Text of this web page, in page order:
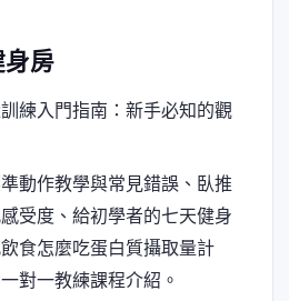
房
練入門指南：新手必知的觀
動作教學與常見錯誤、臥推
受度、給初學者的七天健身
食怎麼吃蛋白質攝取量計
對一教練課程介紹。